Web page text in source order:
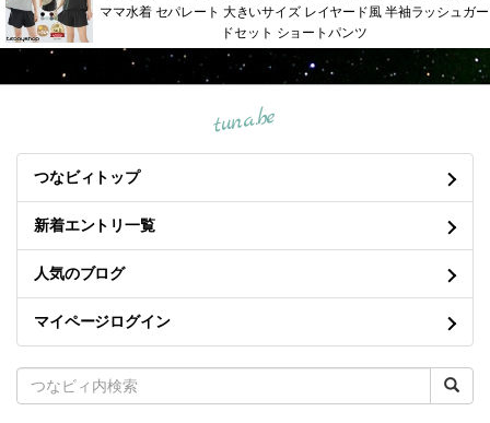
ママ水着 セパレート 大きいサイズ レイヤード風 半袖ラッシュガー
ドセット ショートパンツ
tuna.be
つなビィトップ
新着エントリ一覧
人気のブログ
マイページログイン